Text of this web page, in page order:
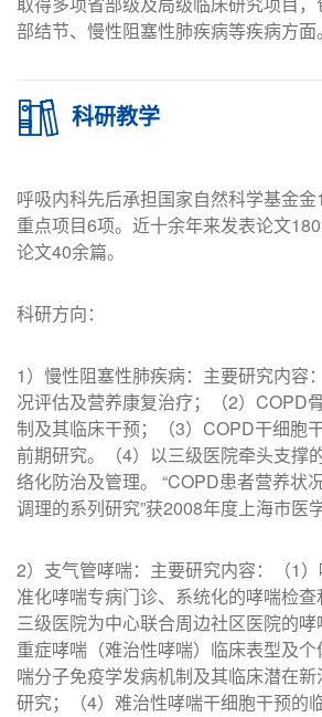
部结节、慢性阻塞性肺疾病等疾病方面。
科研教学
呼吸内科先后承担国家自然科学基金
重点项目6项。近十余年来发表论文
论文40余篇。
科研方向：
1）慢性阻塞性肺疾病：主要研究内容
况评估及营养康复治疗；（2）COPD
制及其临床干预；（3）COPD干细胞
前期研究。（4）以三级医院牵头支撑
络化防治及管理。 “COPD患者营养状
调理的系列研究”获2008年度上海市医
2）支气管哮喘：主要研究内容：（1
准化哮喘专病门诊、系统化的哮喘检
三级医院为中心联合周边社区医院的哮
重症哮喘（难治性哮喘）临床表型及
喘分子免疫学发病机制及其临床潜在
研究；（4）难治性哮喘干细胞干预的